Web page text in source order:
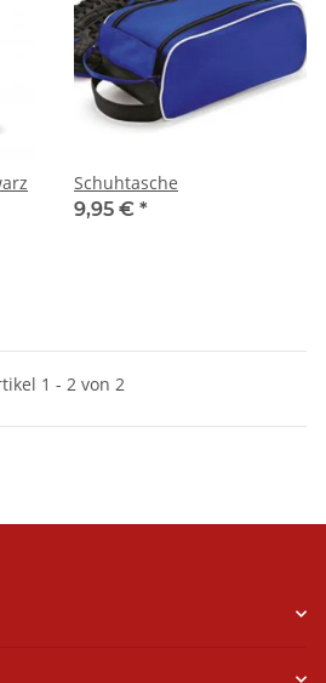
Schuhtasche
9,95 € *
1 - 2 von 2